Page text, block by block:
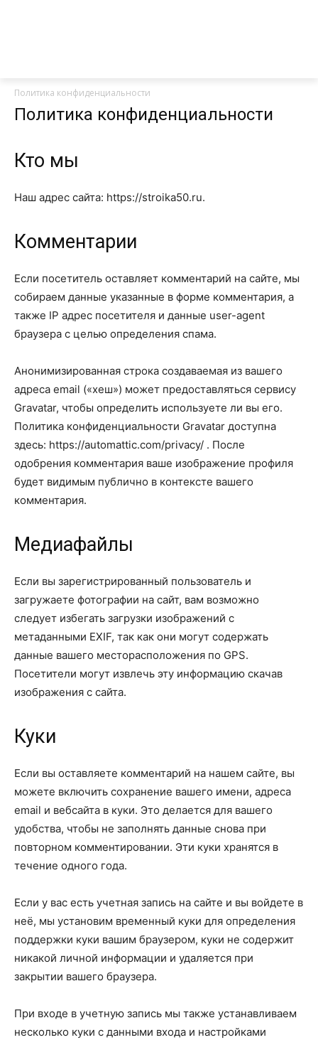
Политика конфиденциальности
Политика конфиденциальности
Кто мы
Наш адрес сайта: https://stroika50.ru.
Комментарии
Если посетитель оставляет комментарий на сайте, мы
собираем данные указанные в форме комментария, а
также IP адрес посетителя и данные user-agent
браузера с целью определения спама.
Анонимизированная строка создаваемая из вашего
адреса email («хеш») может предоставляться сервису
Gravatar, чтобы определить используете ли вы его.
Политика конфиденциальности Gravatar доступна
здесь: https://automattic.com/privacy/ . После
одобрения комментария ваше изображение профиля
будет видимым публично в контексте вашего
комментария.
Медиафайлы
Если вы зарегистрированный пользователь и
загружаете фотографии на сайт, вам возможно
следует избегать загрузки изображений с
метаданными EXIF, так как они могут содержать
данные вашего месторасположения по GPS.
Посетители могут извлечь эту информацию скачав
изображения с сайта.
Куки
Если вы оставляете комментарий на нашем сайте, вы
можете включить сохранение вашего имени, адреса
email и вебсайта в куки. Это делается для вашего
удобства, чтобы не заполнять данные снова при
повторном комментировании. Эти куки хранятся в
течение одного года.
Если у вас есть учетная запись на сайте и вы войдете в
неё, мы установим временный куки для определения
поддержки куки вашим браузером, куки не содержит
никакой личной информации и удаляется при
закрытии вашего браузера.
При входе в учетную запись мы также устанавливаем
несколько куки с данными входа и настройками